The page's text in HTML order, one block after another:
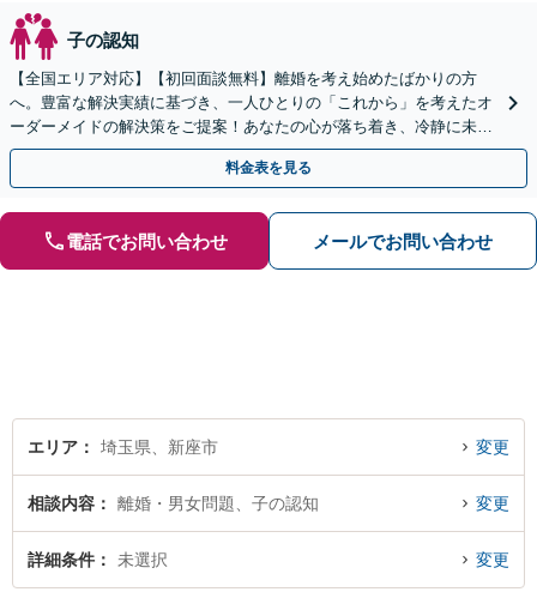
子の認知
【全国エリア対応】【初回面談無料】離婚を考え始めたばかりの方
へ。豊富な解決実績に基づき、一人ひとりの「これから」を考えたオ
ーダーメイドの解決策をご提案！あなたの心が落ち着き、冷静に未来
を選べるよう全力でサポート【弁護士直通・LINE相談可】
料金表を見る
電話でお問い合わせ メールでお問い合わせ
エリア 埼玉県、新座市 変更
相談内容 離婚・男女問題、子の認知 変更
詳細条件 未選択 変更